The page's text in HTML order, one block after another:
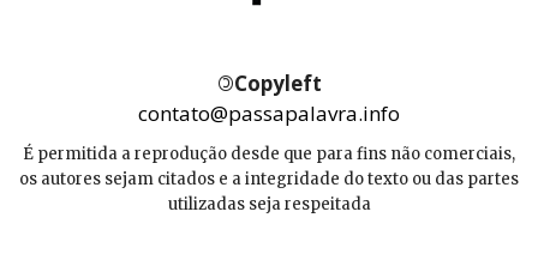
©Copyleft
contato@passapalavra.info
É permitida a reprodução desde que para fins não comerciais,
os autores sejam citados e a integridade do texto ou das partes
utilizadas seja respeitada